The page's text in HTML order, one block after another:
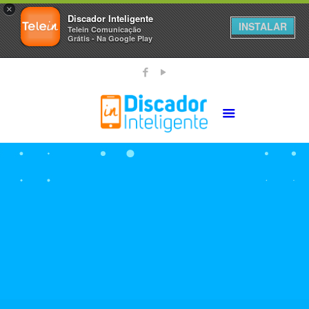
×
Discador Inteligente
Telein Comunicação
Grátis - Na Google Play
INSTALAR